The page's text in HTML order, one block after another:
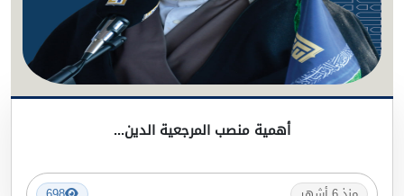
أهمية منصب المرجعية الدين...